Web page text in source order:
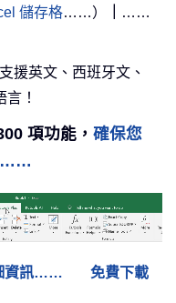
儲存格……）
……
援英文、西班牙文、
！
項功能， 確保您
……
資訊…… 免費下載